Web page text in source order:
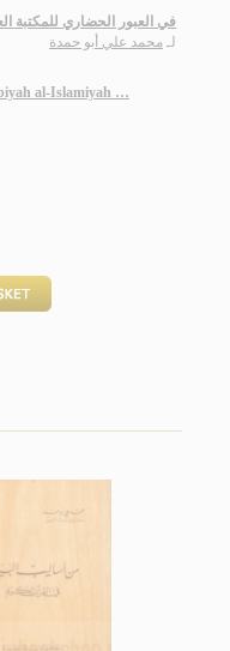
في العبور الحضاري للمكتبة
لـ محمد علي أبو حمدة
al-Islamiyah …